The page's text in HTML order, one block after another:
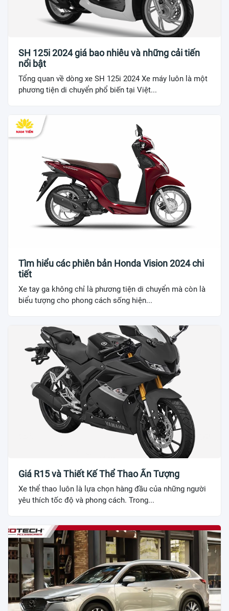
SH 125i 2024 giá bao nhiêu và những cải tiến
nổi bật
Tổng quan về dòng xe SH 125i 2024 Xe máy luôn là một
phương tiện di chuyển phổ biến tại Việt...
Tìm hiểu các phiên bản Honda Vision 2024 chi
tiết
Xe tay ga không chỉ là phương tiện di chuyển mà còn là
biểu tượng cho phong cách sống hiện...
Giá R15 và Thiết Kế Thể Thao Ấn Tượng
Xe thể thao luôn là lựa chọn hàng đầu của những người
yêu thích tốc độ và phong cách. Trong...